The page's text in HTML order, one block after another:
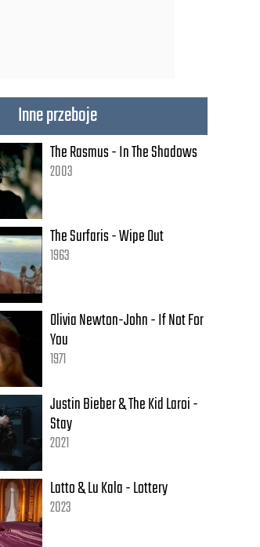
Inne przeboje
The Rasmus - In The Shadows
2003
The Surfaris - Wipe Out
1963
Olivia Newton-John - If Not For
You
1971
Justin Bieber & The Kid Laroi -
Stay
2021
Latto & Lu Kala - Lottery
2023